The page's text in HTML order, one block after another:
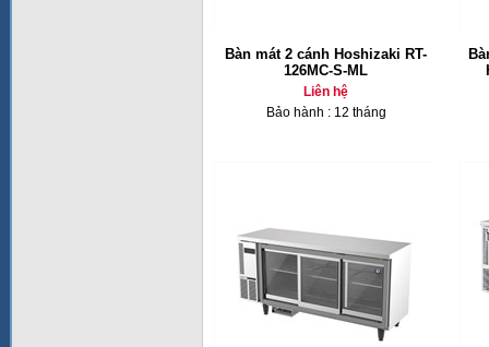
Bàn mát 2 cánh Hoshizaki RT-
126MC-S-ML
Liên hệ
Bảo hành : 12 tháng